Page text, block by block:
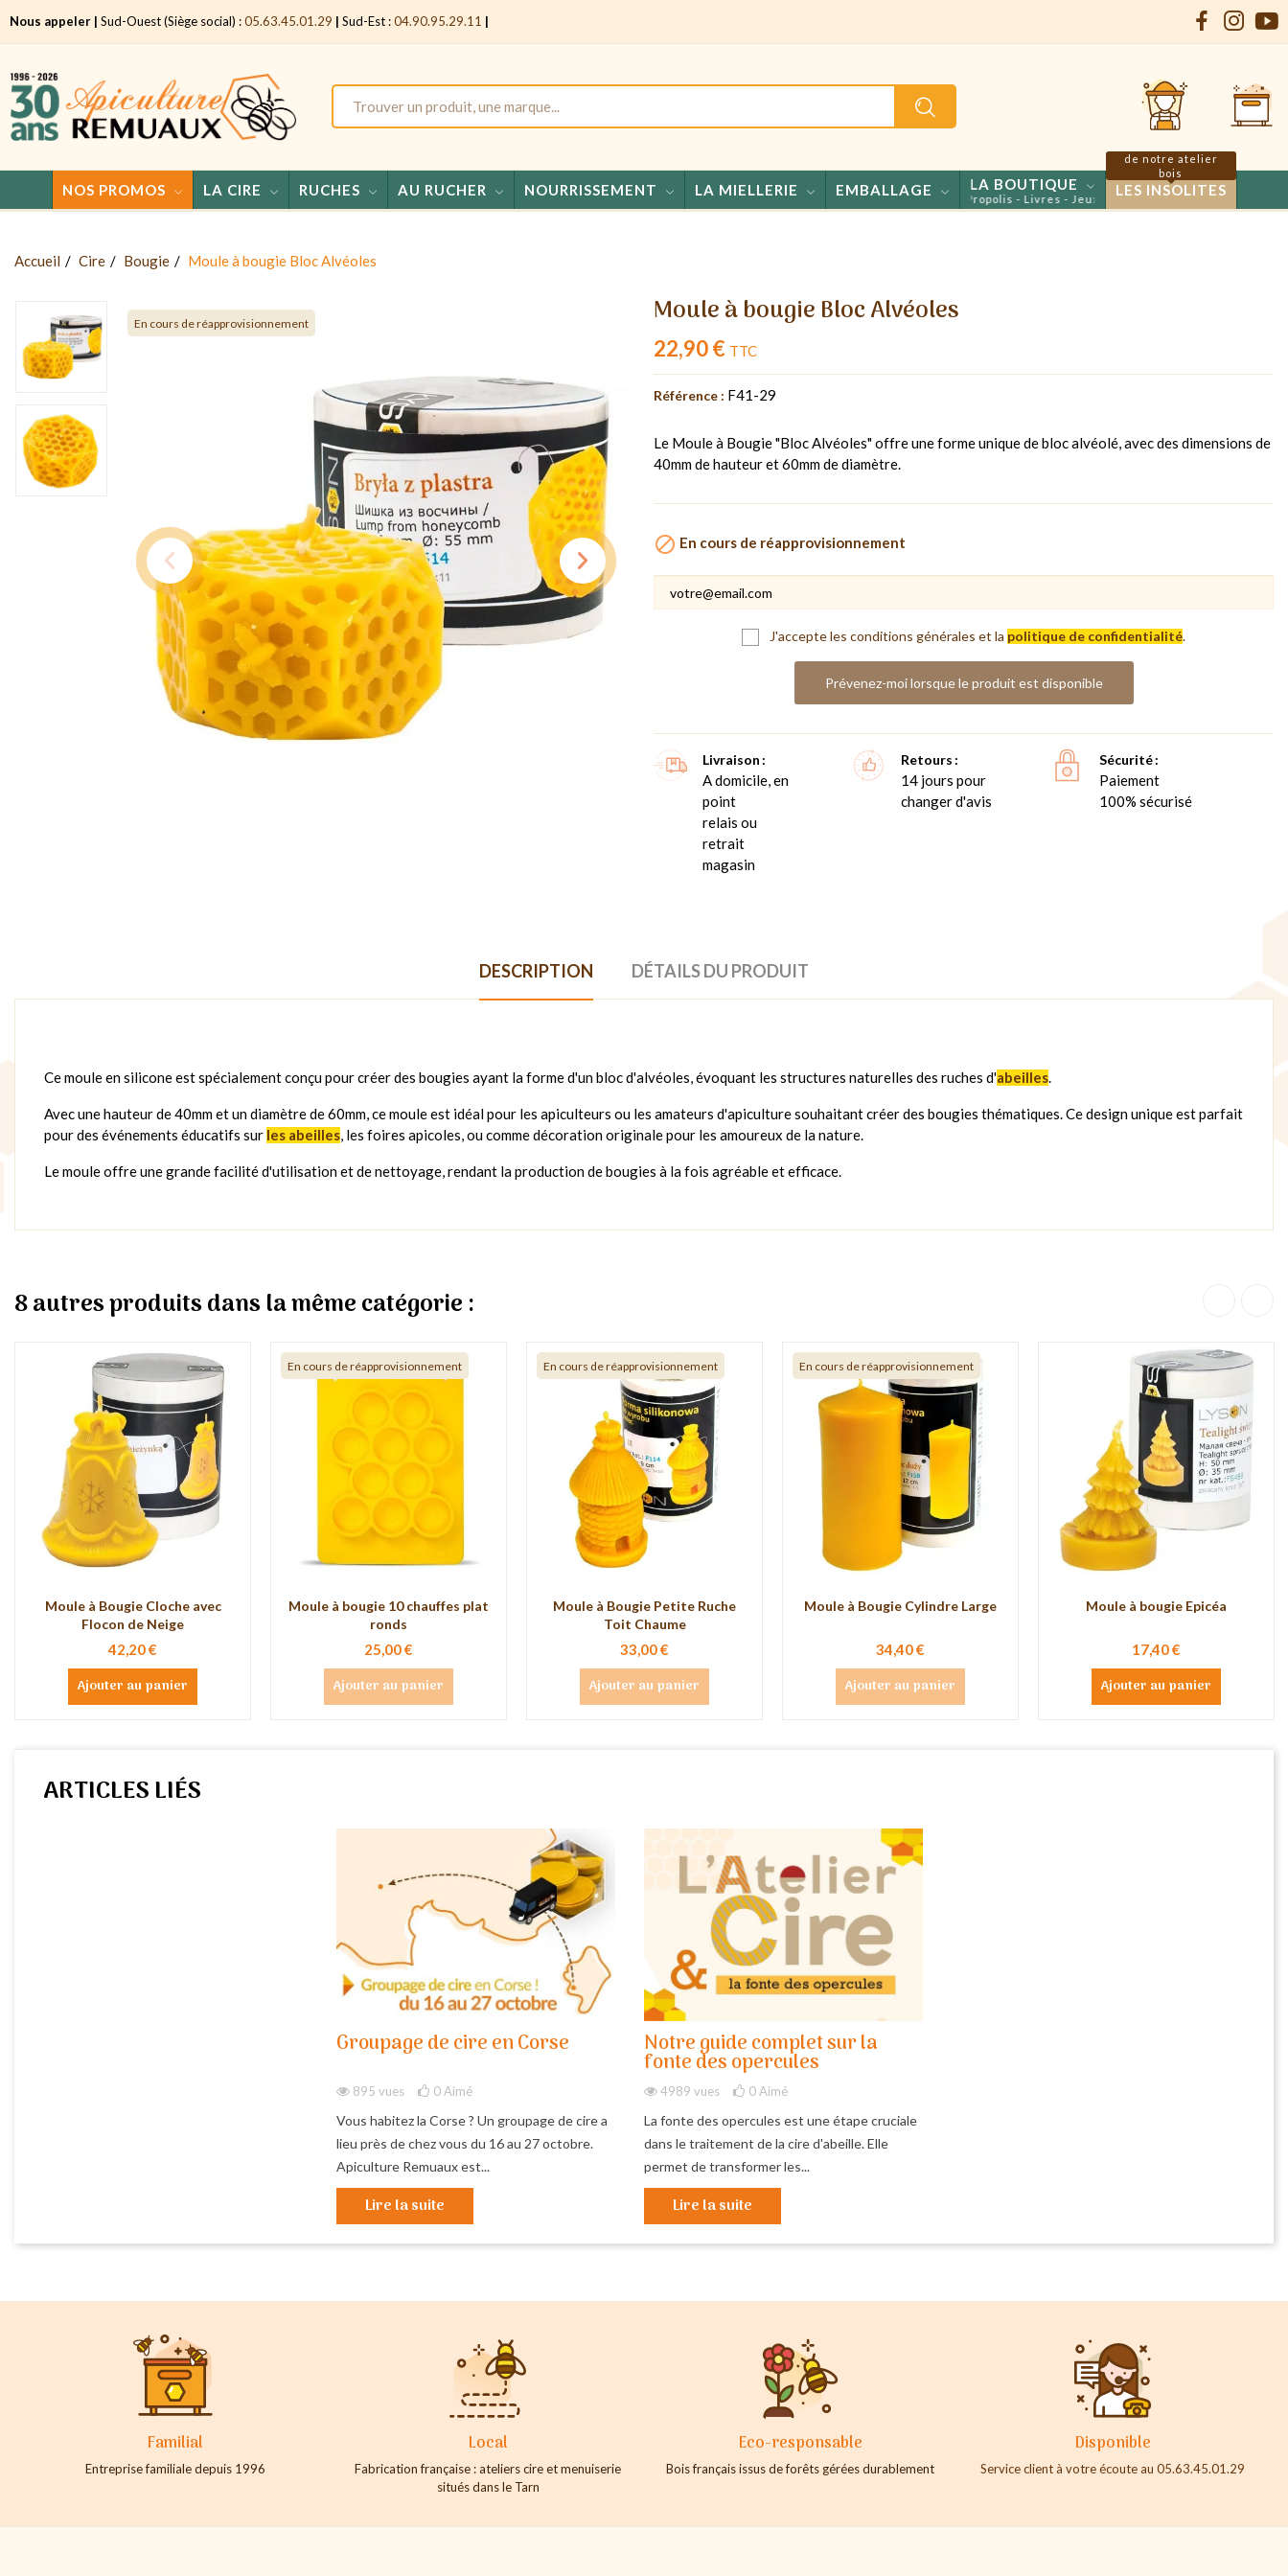
Nous appeler | Sud-Ouest (Siège social) :05.63.45.01.29 | Sud-Est :04.90.95.29.11 |
NOS PROMOS LA CIRE RUCHES AU RUCHER NOURRISSEMENT LA MIELLERIE EMBALLAGE LA BOUTIQUE
Miels - Confiseries - Propolis - Livres - Jeux
LES INSOLITES
de notre atelier
bois
Accueil Cire Bougie Moule à bougie Bloc Alvéoles
En cours de réapprovisionnement Moule à bougie Bloc Alvéoles
22,90 € TTC
Référence : F41-29
Le Moule à Bougie "Bloc Alvéoles" offre une forme unique de bloc alvéolé, avec des dimensions de
40mm de hauteur et 60mm de diamètre.
 En cours de réapprovisionnement
J'accepte les conditions générales et la politique de confidentialité.
Prévenez-moi lorsque le produit est disponible
Livraison
A domicile, en
point
relais ou
retrait
magasin
Retours
14 jours pour
changer d'avis
Sécurité
Paiement
100% sécurisé
DESCRIPTION DÉTAILS DU PRODUIT
Ce moule en silicone est spécialement conçu pour créer des bougies ayant la forme d'un bloc d'alvéoles, évoquant les structures naturelles des ruches d'abeilles.
Avec une hauteur de 40mm et un diamètre de 60mm, ce moule est idéal pour les apiculteurs ou les amateurs d'apiculture souhaitant créer des bougies thématiques. Ce design unique est parfait
pour des événements éducatifs sur les abeilles, les foires apicoles, ou comme décoration originale pour les amoureux de la nature.
Le moule offre une grande facilité d'utilisation et de nettoyage, rendant la production de bougies à la fois agréable et efficace.
8 autres produits dans la même catégorie :
Moule à Bougie Cloche avec
Flocon de Neige
42,20 €
Ajouter au panier
En cours de réapprovisionnement
Moule à bougie 10 chauffes plat
ronds
25,00 €
Ajouter au panier
En cours de réapprovisionnement
Moule à Bougie Petite Ruche
Toit Chaume
33,00 €
Ajouter au panier
En cours de réapprovisionnement
Moule à Bougie Cylindre Large
34,40 €
Ajouter au panier
Moule à bougie Epicéa
17,40 €
Ajouter au panier
ARTICLES LIÉS
Groupage de cire en Corse
895 vues 0Aimé
Vous habitez la Corse ? Un groupage de cire a
lieu près de chez vous du 16 au 27 octobre.
Apiculture Remuaux est...
Lire la suite
Notre guide complet sur la
fonte des opercules
4989 vues 0Aimé
La fonte des opercules est une étape cruciale
dans le traitement de la cire d'abeille. Elle
permet de transformer les...
Lire la suite
Familial
Entreprise familiale depuis 1996
Local
Fabrication française : ateliers cire et menuiserie
situés dans le Tarn
Eco-responsable
Bois français issus de forêts gérées durablement
Disponible
Service client à votre écoute au 05.63.45.01.29